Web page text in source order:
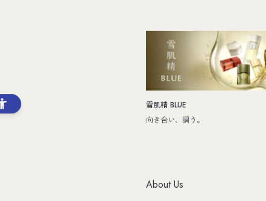
雪肌精 BLUE
向き合い、調う。
About Us